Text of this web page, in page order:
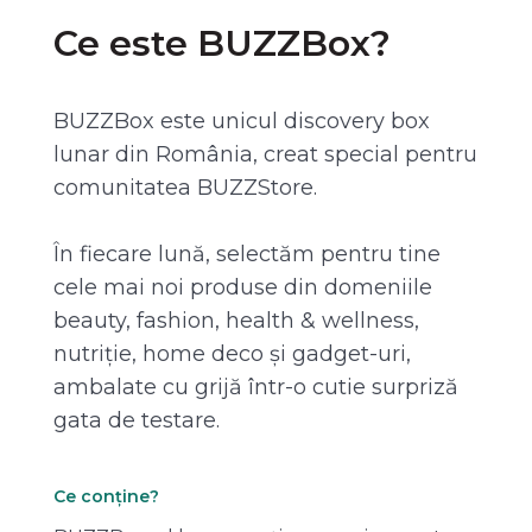
Ce este BUZZBox?
BUZZBox este unicul discovery box
lunar din România, creat special pentru
comunitatea BUZZStore.
În fiecare lună, selectăm pentru tine
cele mai noi produse din domeniile
beauty, fashion, health & wellness,
nutriție, home deco și gadget-uri,
ambalate cu grijă într-o cutie surpriză
gata de testare.
Ce conține?